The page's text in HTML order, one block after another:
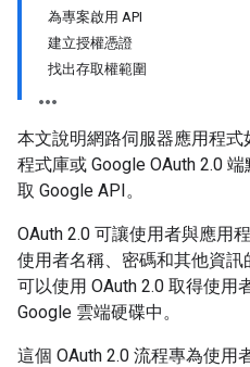
為專案啟用 API
建立授權憑證
找出存取權範圍
本文說明網路伺服器應用程
程式庫或 Google OAuth 2.0
取 Google API。
OAuth 2.0 可讓使用者與應用
使用者名稱、密碼和其他資
可以使用 OAuth 2.0 取得使用
Google 雲端硬碟中。
這個 OAuth 2.0 流程專為使用